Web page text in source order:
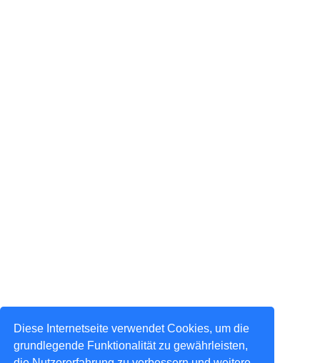
Diese Internetseite verwendet Cookies, um die
grundlegende Funktionalität zu gewährleisten,